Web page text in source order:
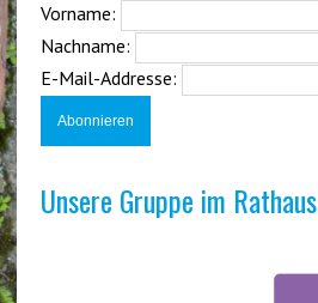
Vorname:
Nachname:
E-Mail-Addresse:
Unsere Gruppe im Rathaus